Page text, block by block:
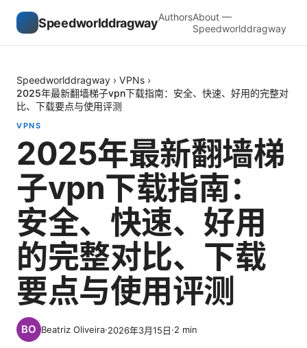
SpeedworlddragwayAuthorsAbout —
Speedworlddragway
Speedworlddragway › VPNs ›
2025年最新翻墙梯子vpn下载指南：安全、快速、好用的完整对
比、下载要点与使用评测
VPNS
2025年最新翻墙梯
子vpn下载指南：
安全、快速、好用
的完整对比、下载
要点与使用评测
Beatriz Oliveira·2026年3月15日·2 min